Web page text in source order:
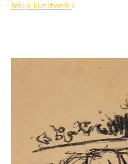
bekijk kunstwerk